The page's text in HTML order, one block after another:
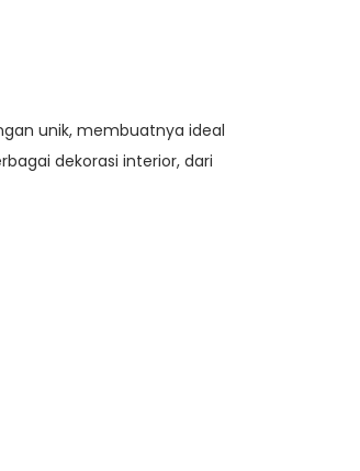
unik, membuatnya ideal
dekorasi interior, dari